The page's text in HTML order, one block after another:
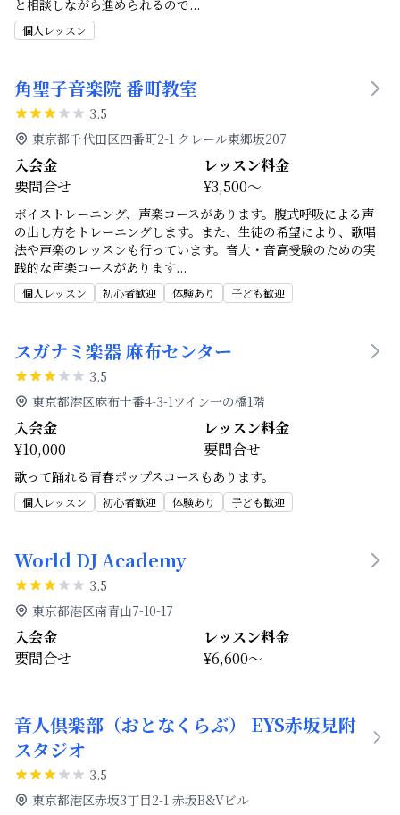
と相談しながら進められるので...
個人レッスン
角聖子音楽院 番町教室
3.5
東京都千代田区四番町2-1 クレール東郷坂207
入会金
要問合せ
レッスン料金
¥3,500～
ボイストレーニング、声楽コースがあります。腹式呼吸による声
の出し方をトレーニングします。また、生徒の希望により、歌唱
法や声楽のレッスンも行っています。音大・音高受験のための実
践的な声楽コースがあります...
個人レッスン 初心者歓迎 体験あり 子ども歓迎
スガナミ楽器 麻布センター
3.5
東京都港区麻布十番4-3-1ツイン一の橋1階
入会金
¥10,000
レッスン料金
要問合せ
歌って踊れる青春ポップスコースもあります。
個人レッスン 初心者歓迎 体験あり 子ども歓迎
World DJ Academy
3.5
東京都港区南青山7-10-17
入会金
要問合せ
レッスン料金
¥6,600～
音人倶楽部（おとなくらぶ） EYS赤坂見附
スタジオ
3.5
東京都港区赤坂3丁目2-1 赤坂B&Vビル